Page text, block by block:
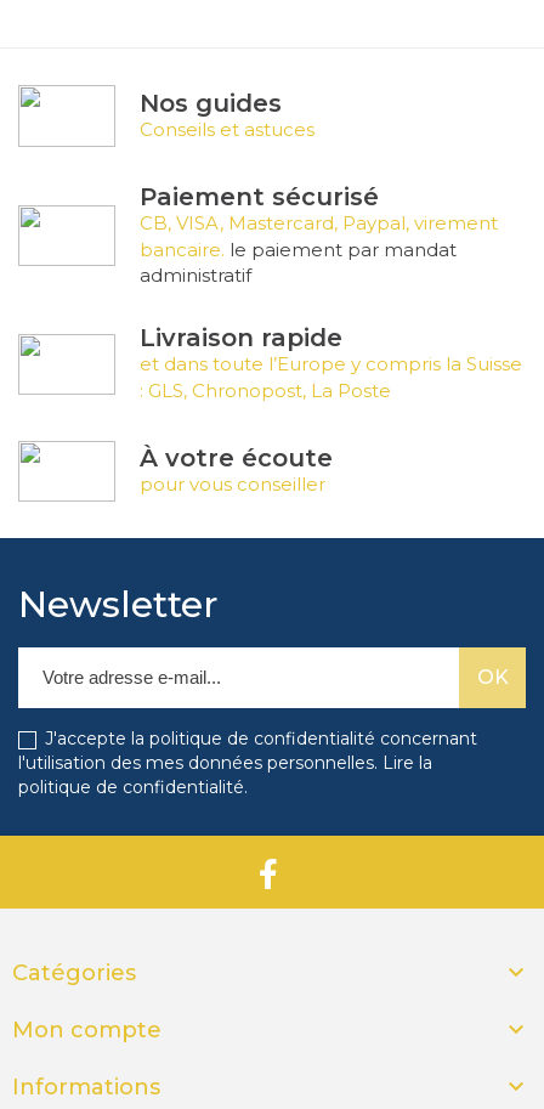
Nos guides
Conseils et astuces
Paiement sécurisé
CB, VISA, Mastercard, Paypal, virement
bancaire. le paiement par mandat
administratif
Livraison rapide
et dans toute l’Europe y compris la Suisse
: GLS, Chronopost, La Poste
À votre écoute
pour vous conseiller
Newsletter
J'accepte la politique de confidentialité concernant
l'utilisation des mes données personnelles. Lire la
politique de confidentialité.
Catégories 
Mon compte 
Informations 